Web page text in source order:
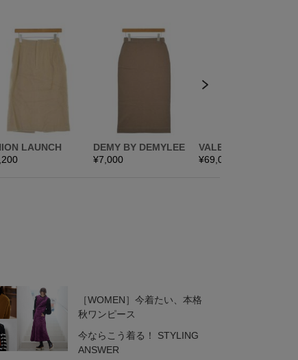
［WOMEN］今着たい、本格
秋ワンピース
今ならこう着る！ STYLING
ANSWER